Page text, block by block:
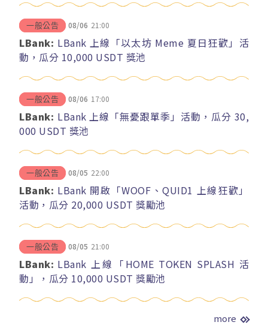
一般公告 08/06 21:00
LBank: LBank 上線「以太坊 Meme 夏日狂歡」活
動，瓜分 10,000 USDT 獎池
一般公告 08/06 17:00
LBank: LBank 上線「無憂跟單季」活動，瓜分 30,
000 USDT 獎池
一般公告 08/05 22:00
LBank: LBank 開啟「WOOF、QUID1 上線狂歡」
活動，瓜分 20,000 USDT 獎勵池
一般公告 08/05 21:00
LBank: LBank 上線「HOME TOKEN SPLASH 活
動」，瓜分 10,000 USDT 獎勵池
more